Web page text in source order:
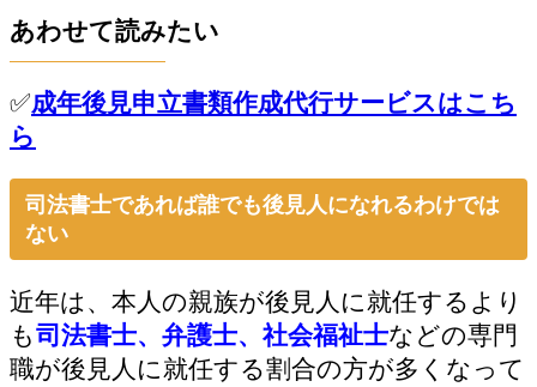
あわせて読みたい
✅成年後見申立書類作成代行サービスはこち
ら
司法書士であれば誰でも後見人になれるわけでは
ない
近年は、本人の親族が後見人に就任するより
も司法書士、弁護士、社会福祉士などの専門
職が後見人に就任する割合の方が多くなって